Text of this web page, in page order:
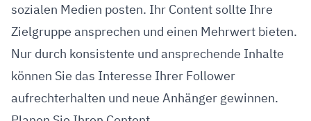
sozialen Medien posten. Ihr Content sollte Ihre
Zielgruppe ansprechen und einen Mehrwert bieten.
Nur durch konsistente und ansprechende Inhalte
können Sie das Interesse Ihrer Follower
aufrechterhalten und neue Anhänger gewinnen.